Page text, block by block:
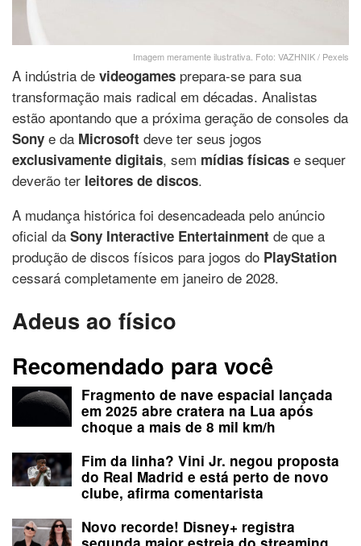
Imagem meramente ilustrativa. Foto: VAZHNIK / Pexels
A indústria de videogames prepara-se para sua
transformação mais radical em décadas. Analistas
estão apontando que a próxima geração de consoles da
Sony e da Microsoft deve ter seus jogos
exclusivamente digitais, sem mídias físicas e sequer
deverão ter leitores de discos.
A mudança histórica foi desencadeada pelo anúncio
oficial da Sony Interactive Entertainment de que a
produção de discos físicos para jogos do PlayStation
cessará completamente em janeiro de 2028.
Adeus ao físico
Recomendado para você
Fragmento de nave espacial lançada
em 2025 abre cratera na Lua após
choque a mais de 8 mil km/h
Fim da linha? Vini Jr. negou proposta
do Real Madrid e está perto de novo
clube, afirma comentarista
Novo recorde! Disney+ registra